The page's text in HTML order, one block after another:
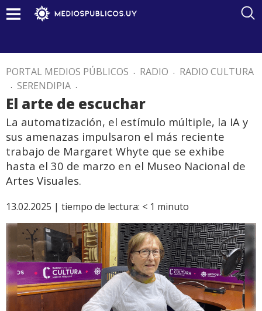
PORTAL MEDIOS PÚBLICOS . RADIO . RADIO CULTURA
. SERENDIPIA .
El arte de escuchar
La automatización, el estímulo múltiple, la IA y
sus amenazas impulsaron el más reciente
trabajo de Margaret Whyte que se exhibe
hasta el 30 de marzo en el Museo Nacional de
Artes Visuales.
13.02.2025 | tiempo de lectura: < 1 minuto